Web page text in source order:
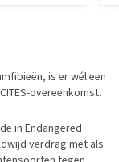
is er wél een
overeenkomst.
in Endangered
verdrag met als